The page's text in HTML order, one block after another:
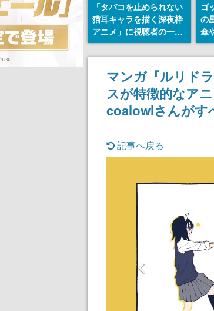
「タバコを止められない
猫耳キャラを描く深夜枠
アニメ」に視聴者の一部
から批判意見。違法薬物
の使用と思しき描写も含
めて、BPOが議論を交わ
ゴ
の
傘
登
日
マンガ『ルリド
スが特徴的なア
coalowlさんがす
記事へ戻る